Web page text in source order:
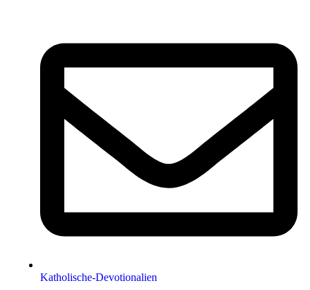
Katholische-Devotionalien